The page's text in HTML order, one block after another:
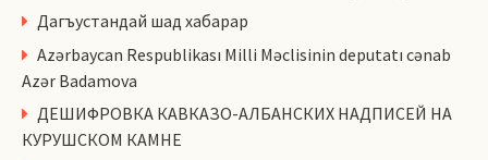
Дагъустандай шад хабарар
Azərbaycan Respublikası Milli Məclisinin deputatı cənab
Azər Badamova
ДЕШИФРОВКА КАВКАЗО-АЛБАНСКИХ НАДПИСЕЙ НА
КУРУШСКОМ КАМНЕ